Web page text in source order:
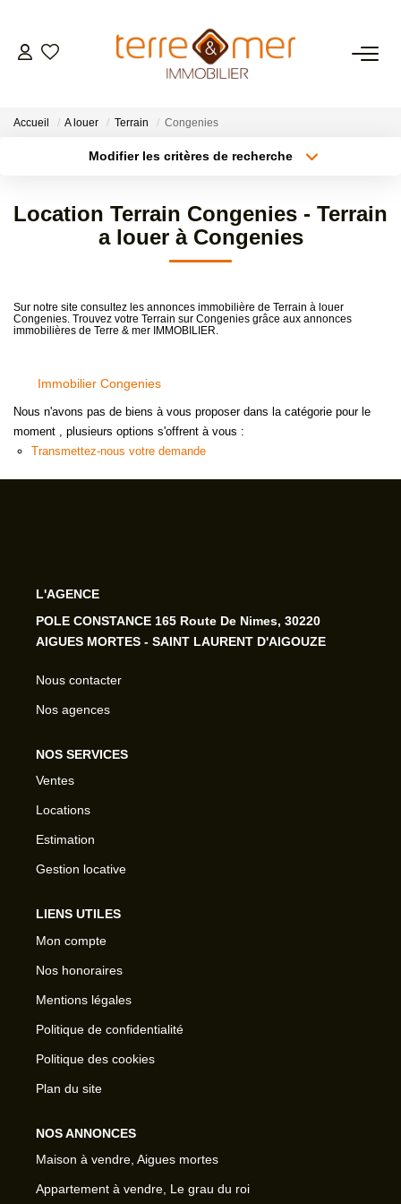
GESTION LOCATIVE
NOS AGENCES
Accueil A louer Terrain Congenies
Modifier les critères de recherche
Sélectionnez...
Type de bien
Surface min
Créer une alerte
Location Terrain Congenies - Terrain
a louer à Congenies
Sur notre site consultez les annonces immobilière de Terrain à louer
Congenies. Trouvez votre Terrain sur Congenies grâce aux annonces
immobilières de Terre & mer IMMOBILIER.
Immobilier Congenies
Nous n'avons pas de biens à vous proposer dans la catégorie pour le
moment , plusieurs options s'offrent à vous :
Transmettez-nous votre demande
L'AGENCE
POLE CONSTANCE 165 Route De Nimes, 30220
AIGUES MORTES - SAINT LAURENT D'AIGOUZE
Nous contacter
Nos agences
NOS SERVICES
Ventes
Locations
Estimation
Gestion locative
LIENS UTILES
Mon compte
Nos honoraires
Mentions légales
Politique de confidentialité
Politique des cookies
Plan du site
NOS ANNONCES
Maison à vendre, Aigues mortes
Appartement à vendre, Le grau du roi